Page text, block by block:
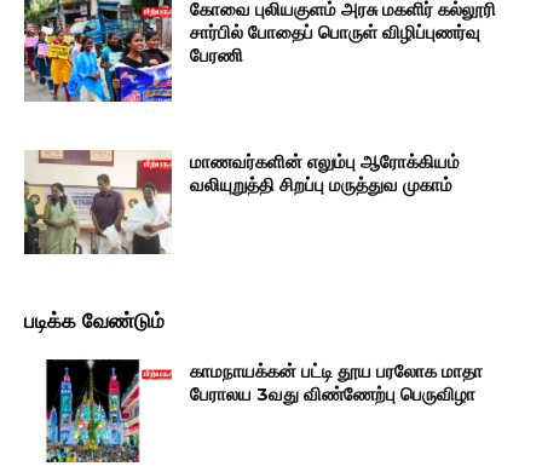
கோவை புலியகுளம் அரசு மகளிர் கல்லூரி
சார்பில் போதைப் பொருள் விழிப்புணர்வு
பேரணி
மாணவர்களின் எலும்பு ஆரோக்கியம்
வலியுறுத்தி சிறப்பு மருத்துவ முகாம்
படிக்க வேண்டும்
காமநாயக்கன் பட்டி தூய பரலோக மாதா
பேராலய 3வது விண்ணேற்பு பெருவிழா